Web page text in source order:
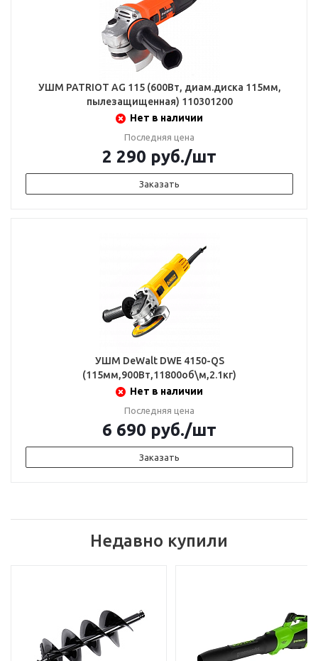
УШМ PATRIOT AG 115 (600Вт, диам.диска 115мм,
пылезащищенная) 110301200
Нет в наличии
Последняя цена
2 290 руб./шт
Заказать
УШМ DeWalt DWE 4150-QS
(115мм,900Вт,11800об\м,2.1кг)
Нет в наличии
Последняя цена
6 690 руб./шт
Заказать
Недавно купили